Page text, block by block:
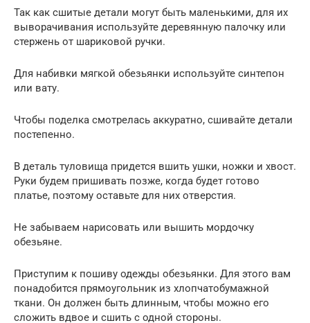
Так как сшитые детали могут быть маленькими, для их
выворачивания используйте деревянную палочку или
стержень от шариковой ручки.
Для набивки мягкой обезьянки используйте синтепон
или вату.
Чтобы поделка смотрелась аккуратно, сшивайте детали
постепенно.
В деталь туловища придется вшить ушки, ножки и хвост.
Руки будем пришивать позже, когда будет готово
платье, поэтому оставьте для них отверстия.
Не забываем нарисовать или вышить мордочку
обезьяне.
Приступим к пошиву одежды обезьянки. Для этого вам
понадобится прямоугольник из хлопчатобумажной
ткани. Он должен быть длинным, чтобы можно его
сложить вдвое и сшить с одной стороны.